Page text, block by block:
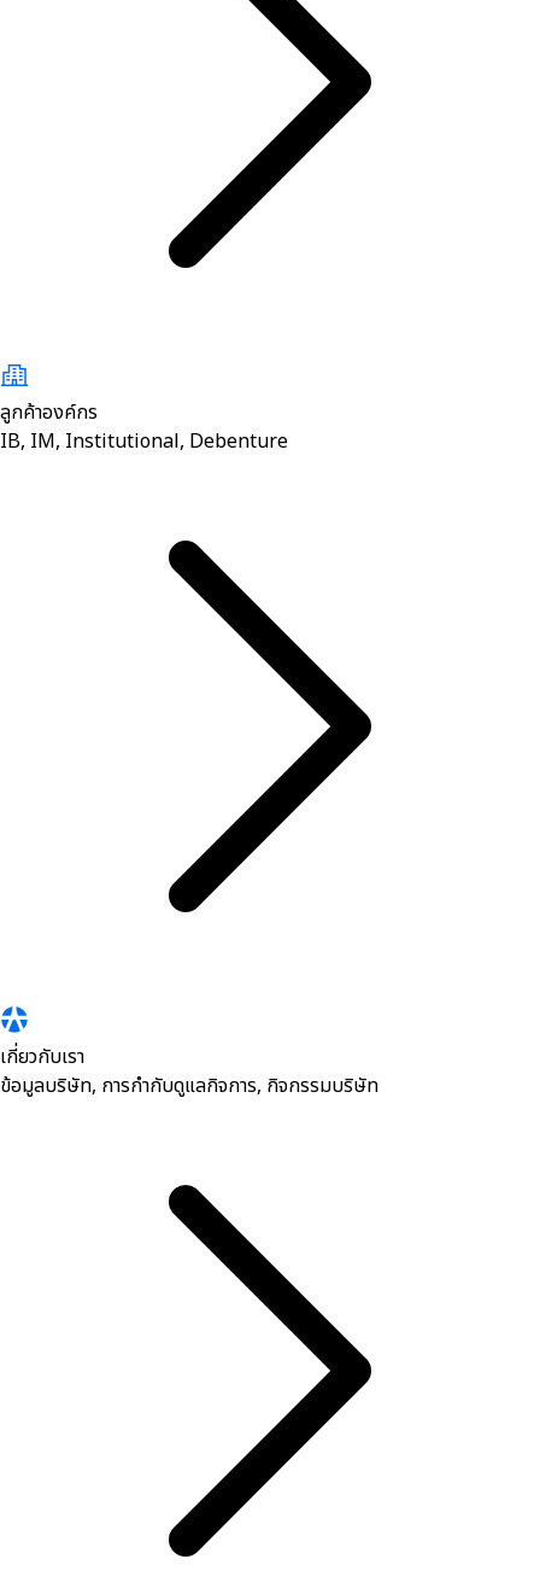
ลูกค้าองค์กร
IB, IM, Institutional, Debenture
เกี่ยวกับเรา
ข้อมูลบริษัท, การกำกับดูแลกิจการ, กิจกรรมบริษัท